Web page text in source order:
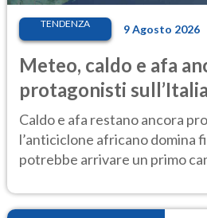
TENDENZA 9 Agosto 2026
Meteo, caldo e afa
protagonisti sull’Italia
Caldo e afa restano ancora
l’anticiclone africano domina
potrebbe arrivare un primo